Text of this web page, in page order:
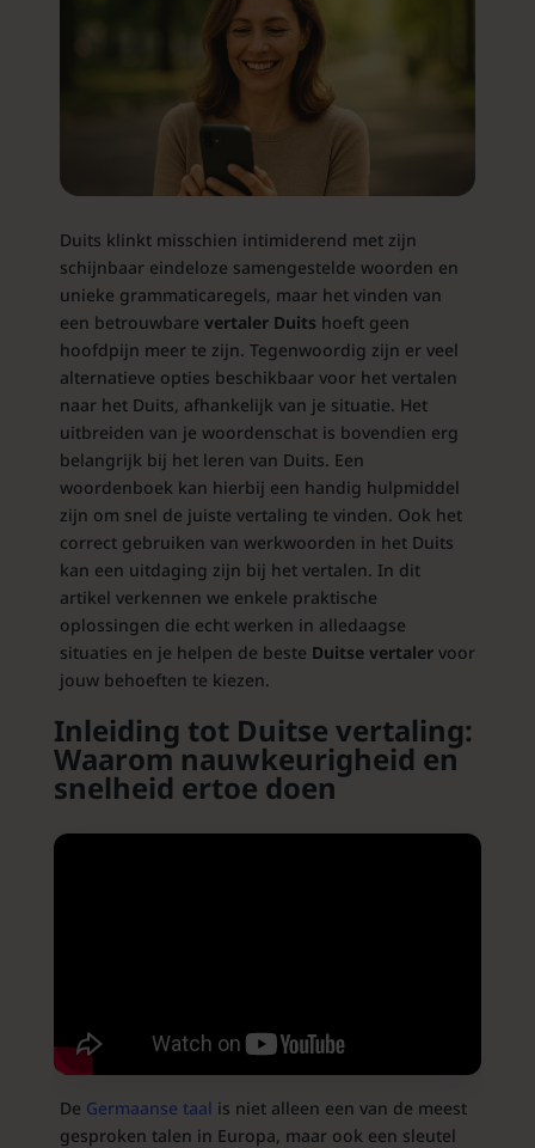
Duits klinkt misschien intimiderend met zijn
schijnbaar eindeloze samengestelde woorden en
unieke grammaticaregels, maar het vinden van
een betrouwbare vertaler Duits hoeft geen
hoofdpijn meer te zijn. Tegenwoordig zijn er veel
alternatieve opties beschikbaar voor het vertalen
naar het Duits, afhankelijk van je situatie. Het
uitbreiden van je woordenschat is bovendien erg
belangrijk bij het leren van Duits. Een
woordenboek kan hierbij een handig hulpmiddel
zijn om snel de juiste vertaling te vinden. Ook het
correct gebruiken van werkwoorden in het Duits
kan een uitdaging zijn bij het vertalen. In dit
artikel verkennen we enkele praktische
oplossingen die echt werken in alledaagse
situaties en je helpen de beste Duitse vertalervoor
jouw behoeften te kiezen.
Inleiding tot Duitse vertaling:
Waarom nauwkeurigheid en
snelheid ertoe doen
De Germaanse taal is niet alleen een van de meest
gesproken talen in Europa, maar ook een sleutel